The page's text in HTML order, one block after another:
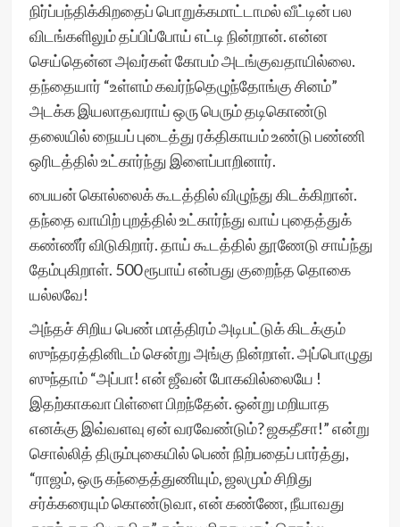
நிர்ப்பந்திக்கிறதைப் பொறுக்கமாட்டாமல் வீட்டின் பல
விடங்களிலும் தப்பிப்போய் எட்டி நின்றான். என்ன
செய்தென்ன அவர்கள் கோபம் அடங்குவதாயில்லை.
தந்தையார் “உள்ளம் கவர்ந்தெழுந்தோங்கு சினம்”
அடக்க இயலாதவராய் ஒரு பெரும் தடிகொண்டு
தலையில் நையப் புடைத்து ரக்திகாயம் உண்டு பண்ணி
ஒரிடத்தில் உட்கார்ந்து இளைப்பாறினார்.
பையன் கொல்லைக் கூடத்தில் விழுந்து கிடக்கிறான்.
தந்தை வாயிற் புறத்தில் உட்கார்ந்து வாய் புதைத்துக்
கண்ணீர் விடுகிறார். தாய் கூடத்தில் தூணேடு சாய்ந்து
தேம்புகிறாள். 500 ரூபாய் என்பது குறைந்த தொகை
யல்லவே!
அந்தச் சிறிய பெண் மாத்திரம் அடிபட்டுக் கிடக்கும்
ஸுந்தரத்தினிடம் சென்று அங்கு நின்றாள். அப்பொழுது
ஸுந்தாம் “அப்பா! என் ஜீவன் போகவில்லையே !
இதற்காகவா பிள்ளை பிறந்தேன். ஒன்று மறியாத
எனக்கு இவ்வளவு ஏன் வரவேண்டும்? ஜகதீசா!” என்று
சொல்லித் திரும்புகையில் பெண் நிற்பதைப் பார்த்து,
“ராஜம், ஒரு கந்தைத்துணியும், ஜலமும் சிறிது
சர்க்கரையும் கொண்டுவா, என் கண்ணே, நீயாவது